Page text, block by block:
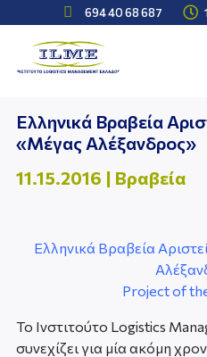
 694 40 68 687 
Ελληνικά Βραβεία
«Μέγας Αλέξανδρος»
11.15.2016 | Βραβεία
Ελληνικά Βραβεία
Project of
Το Ινστιτούτο Logistics
συνεχίζει για μία ακόμη